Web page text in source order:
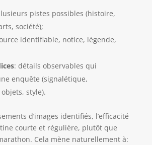
pistes possibles (histoire,
société);
identifiable, notice, légende,
: détails observables qui
enquête (signalétique,
style).
d’images identifiés, l’efficacité
courte et régulière, plutôt que
Cela mène naturellement à: